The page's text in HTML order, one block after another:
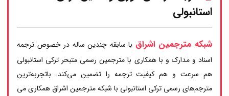
استانبولی
شبکه مترجمین اشراق با سابقه چندین ساله در خصوص ترجمه
اسناد و مدارک و با همکاری با مترجمین رسمی متبحر ترکی استانبولی
هم سرعت و هم کیفیت ترجمه را تضمین می‌کند. باتجربه‌ترین
مترجم‌های رسمی ترکی استانبولی با شبکه مترجمین اشراق همکاری می